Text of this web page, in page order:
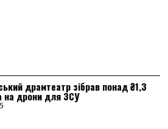
драмтеатр зібрав понад ₴1,3
на дрони для ЗСУ